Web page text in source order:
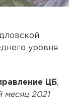
уровня
ЦБ,
месяц 2021